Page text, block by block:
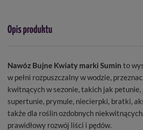
Opis produktu
Nawóz Bujne Kwiaty marki Sumin to
w pełni rozpuszczalny w wodzie,
kwitnących w sezonie, takich jak
supertunie, prymule, niecierpki, bratki,
także dla roślin ozdobnych
prawidłowy rozwój liści i pędów.